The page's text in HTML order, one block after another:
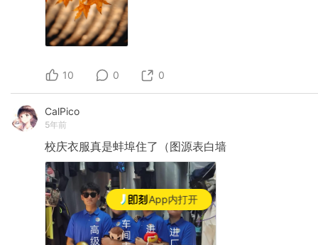
App内打开
10 0 0
CalPico
5年前
校庆衣服真是蚌埠住了（图源表白墙